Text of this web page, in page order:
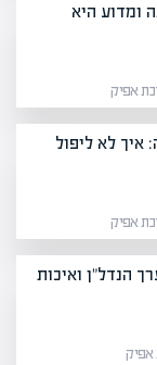
ומדוע היא
איך לא ליפול
הנדל"ן ואיכות